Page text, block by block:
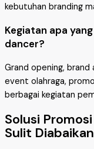
kebutuhan branding
Kegiatan apa
dancer?
Grand opening,
event olahraga,
berbagai kegiatan
Solusi
Sulit Diabaikan